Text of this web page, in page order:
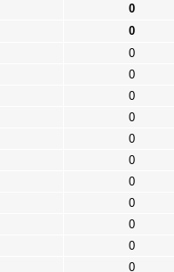
0
0
0
0
0
0
0
0
0
0
0
0
0